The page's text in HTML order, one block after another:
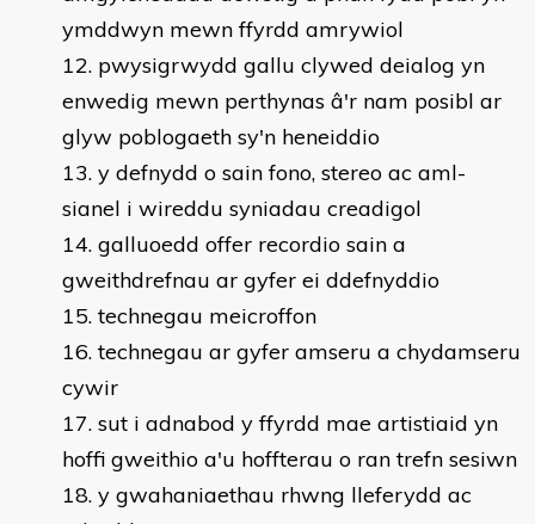
ymddwyn mewn ffyrdd amrywiol
pwysigrwydd gallu clywed deialog yn
enwedig mewn perthynas â'r nam posibl ar
glyw poblogaeth sy'n heneiddio
y defnydd o sain fono, stereo ac aml-
sianel i wireddu syniadau creadigol
galluoedd offer recordio sain a
gweithdrefnau ar gyfer ei ddefnyddio
technegau meicroffon
technegau ar gyfer amseru a chydamseru
cywir
sut i adnabod y ffyrdd mae artistiaid yn
hoffi gweithio a'u hoffterau o ran trefn sesiwn
y gwahaniaethau rhwng lleferydd ac